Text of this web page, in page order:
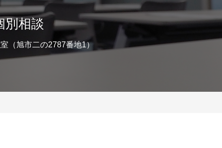
別相談
（旭市二の2787番地1）